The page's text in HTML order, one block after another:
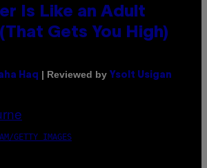
Is Like an Adult
Gets You High)
Haq | Reviewed by Ysolt Usigan
GETTY IMAGES